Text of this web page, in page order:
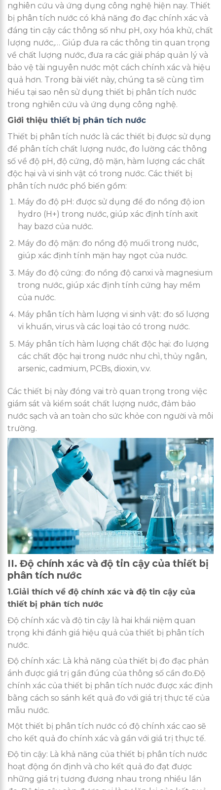
nghiên cứu và ứng dụng công nghệ hiện nay. Thiết
bị phân tích nước có khả năng đo đạc chính xác và
đáng tin cậy các thông số như pH, oxy hóa khử, chất
lượng nước,… Giúp đưa ra các thông tin quan trọng
về chất lượng nước, đưa ra các giải pháp quản lý và
bảo vệ tài nguyên nước một cách chính xác và hiệu
quả hơn. Trong bài viết này, chúng ta sẽ cùng tìm
hiểu tại sao nên sử dụng thiết bị phân tích nước
trong nghiên cứu và ứng dụng công nghệ.
Giới thiệu thiết bị phân tích nước
Thiết bị phân tích nước là các thiết bị được sử dụng
để phân tích chất lượng nước, đo lường các thông
số về độ pH, độ cứng, độ mặn, hàm lượng các chất
độc hại và vi sinh vật có trong nước. Các thiết bị
phân tích nước phổ biến gồm:
Máy đo độ pH: được sử dụng để đo nồng độ ion
hydro (H+) trong nước, giúp xác định tính axit
hay bazơ của nước.
Máy đo độ mặn: đo nồng độ muối trong nước,
giúp xác định tính mặn hay ngọt của nước.
Máy đo độ cứng: đo nồng độ canxi và magnesium
trong nước, giúp xác định tính cứng hay mềm
của nước.
Máy phân tích hàm lượng vi sinh vật: đo số lượng
vi khuẩn, virus và các loại tảo có trong nước.
Máy phân tích hàm lượng chất độc hại: đo lượng
các chất độc hại trong nước như chì, thủy ngân,
arsenic, cadmium, PCBs, dioxin, v.v.
Các thiết bị này đóng vai trò quan trọng trong việc
giám sát và kiểm soát chất lượng nước, đảm bảo
nước sạch và an toàn cho sức khỏe con người và môi
trường.
II. Độ chính xác và độ tin cậy của thiết bị
phân tích nước
1.Giải thích về độ chính xác và độ tin cậy của
thiết bị phân tích nước
Độ chính xác và độ tin cậy là hai khái niệm quan
trọng khi đánh giá hiệu quả của thiết bị phân tích
nước.
Độ chính xác: Là khả năng của thiết bị đo đạc phản
ánh được giá trị gần đúng của thông số cần đo.Độ
chính xác của thiết bị phân tích nước được xác định
bằng cách so sánh kết quả đo với giá trị thực tế của
mẫu nước.
Một thiết bị phân tích nước có độ chính xác cao sẽ
cho kết quả đo chính xác và gần với giá trị thực tế.
Độ tin cậy: Là khả năng của thiết bị phân tích nước
hoạt động ổn định và cho kết quả đo đạt được
những giá trị tương đương nhau trong nhiều lần